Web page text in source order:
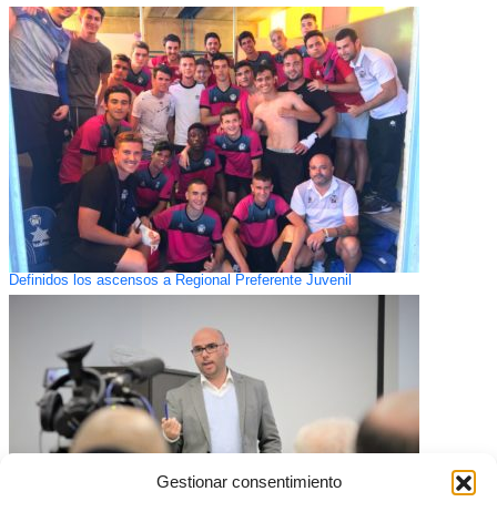
Gestionar consentimiento
Definidos los ascensos a Regional Preferente Juvenil